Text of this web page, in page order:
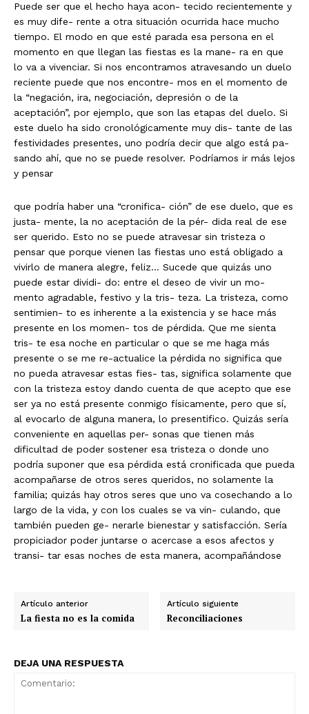
Puede ser que el hecho haya acon- tecido recientemente y
es muy dife- rente a otra situación ocurrida hace mucho
tiempo. El modo en que esté parada esa persona en el
momento en que llegan las fiestas es la mane- ra en que
lo va a vivenciar. Si nos encontramos atravesando un duelo
reciente puede que nos encontre- mos en el momento de
la “negación, ira, negociación, depresión o de la
aceptación”, por ejemplo, que son las etapas del duelo. Si
este duelo ha sido cronológicamente muy dis- tante de las
festividades presentes, uno podría decir que algo está pa-
sando ahí, que no se puede resolver. Podríamos ir más lejos
y pensar
que podría haber una “cronifica- ción” de ese duelo, que es
justa- mente, la no aceptación de la pér- dida real de ese
ser querido. Esto no se puede atravesar sin tristeza o
pensar que porque vienen las fiestas uno está obligado a
vivirlo de manera alegre, feliz… Sucede que quizás uno
puede estar dividi- do: entre el deseo de vivir un mo-
mento agradable, festivo y la tris- teza. La tristeza, como
sentimien- to es inherente a la existencia y se hace más
presente en los momen- tos de pérdida. Que me sienta
tris- te esa noche en particular o que se me haga más
presente o se me re-actualice la pérdida no significa que
no pueda atravesar estas fies- tas, significa solamente que
con la tristeza estoy dando cuenta de que acepto que ese
ser ya no está presente conmigo físicamente, pero que sí,
al evocarlo de alguna manera, lo presentifico. Quizás sería
conveniente en aquellas per- sonas que tienen más
dificultad de poder sostener esa tristeza o donde uno
podría suponer que esa pérdida está cronificada que pueda
acompañarse de otros seres queridos, no solamente la
familia; quizás hay otros seres que uno va cosechando a lo
largo de la vida, y con los cuales se va vin- culando, que
también pueden ge- nerarle bienestar y satisfacción. Sería
propiciador poder juntarse o acercase a esos afectos y
transi- tar esas noches de esta manera, acompañándose
Artículo anterior
La fiesta no es la comida
Artículo siguiente
Reconciliaciones
DEJA UNA RESPUESTA